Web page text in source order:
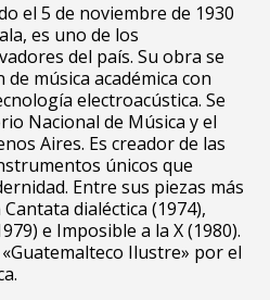
el 5 de noviembre de 1930
es uno de los
del país. Su obra se
música académica con
electroacústica. Se
Nacional de Música y el
Aires. Es creador de las
únicos que
Entre sus piezas más
dialéctica (1974),
e Imposible a la X (1980).
Ilustre» por el